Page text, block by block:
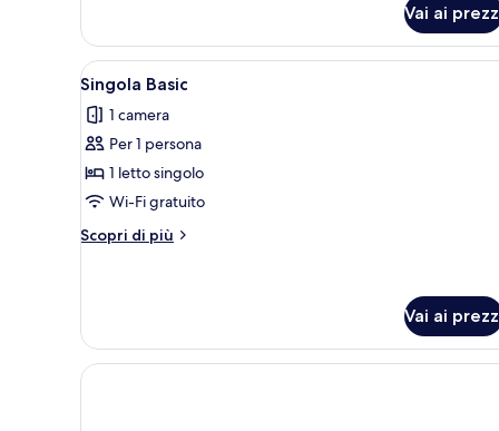
Classic,
vista
mare
parziale
Vai ai
Apri
tutte
le
foto
per
Singola
Basic
Una camera d'albergo con
1
Singola Basic
1 camera
Per 1 persona
1 letto singolo
Wi-Fi gratuito
Scopri di più
Altri
Vai ai